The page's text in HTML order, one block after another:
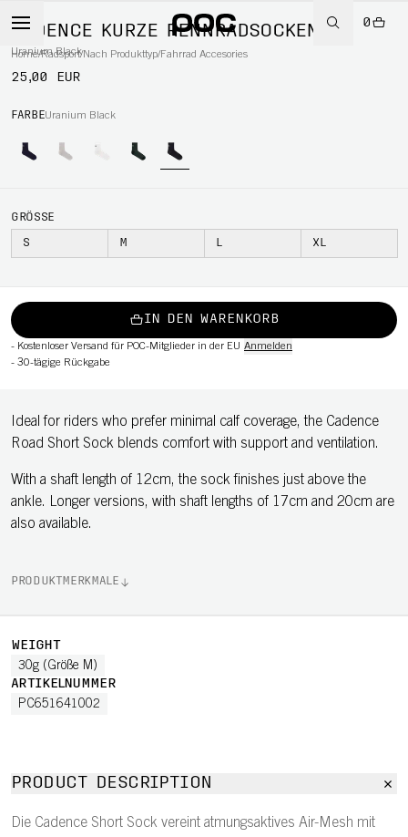
0
Home/Radsport/Nach Produkttyp/Fahrrad Accesories
CADENCE KURZE RENNRADSOCKEN
Uranium Black
25,00 EUR
FARBEUranium Black
GRÖSSE
S M L XL
IN DEN WARENKORB
- Kostenloser Versand für POC-Mitglieder in der EU Anmelden
- 30-tägige Rückgabe
Ideal for riders who prefer minimal calf coverage, the Cadence
Road Short Sock blends comfort with support and ventilation.
With a shaft length of 12cm, the sock finishes just above the
ankle. Longer versions, with shaft lengths of 17cm and 20cm are
also available.
PRODUKTMERKMALE
WEIGHT
30g (Größe M)
ARTIKELNUMMER
PC651641002
PRODUCT DESCRIPTION
Die Cadence Short Sock vereint atmungsaktives Air-Mesh mit